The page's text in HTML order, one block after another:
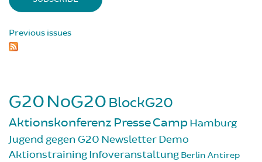
Previous issues
G20NoG20 BlockG20
Aktionskonferenz PresseCampHamburg
Jugend gegen G20 NewsletterDemo
AktionstrainingInfoveranstaltung Berlin Antirep